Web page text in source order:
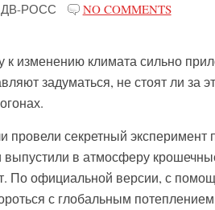
ДВ-РОСС NO COMMENTS
к изменению климата сильно
задуматься, не стоят ли за
провели секретный
в атмосферу
По официальной версии, с
с глобальным